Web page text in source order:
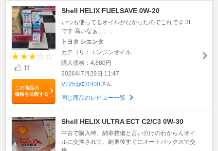
11
この商品の
価格を比較する
Shell HELIX FUELSAVE 0W-20
いつも使ってるオイルがなかったのでこれです 3L
です 高いなぁ、、、
トヨタ シエンタ
カテゴリ：エンジンオイル
購入価格：4,880円
2026年7月29日 11:47
V125@ｴﾘﾐ400さん
同じ商品のレビュー一覧
Shell HELIX ULTRA ECT C2/C3 0W-30
中古で購入時、納車整備と言い分けのわからんオイ
ルに交換されて、納車後すぐにオートバックスで交